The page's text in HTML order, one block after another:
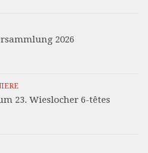
2026
23. Wieslocher 6-têtes